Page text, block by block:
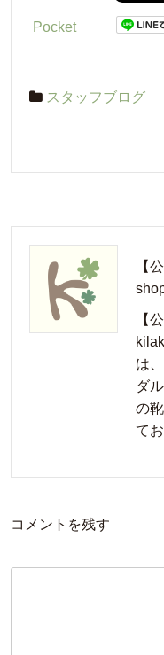
Pocket
スタッフブログ
【
【
は
ダ
の
て
コメントを残す